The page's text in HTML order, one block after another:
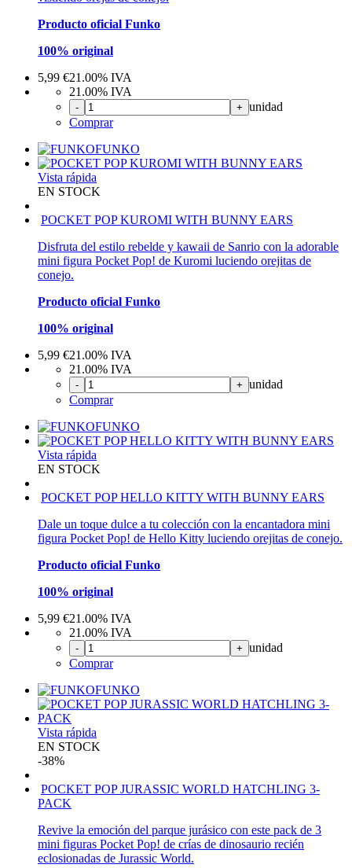
Producto oficial Funko
100% original
5,99 €21.00% IVA
21.00% IVA
- + unidad
Comprar
FUNKO
Vista rápida
EN STOCK
POCKET POP KUROMI WITH BUNNY EARS
Disfruta del estilo rebelde y kawaii de Sanrio con la adorable
mini figura Pocket Pop! de Kuromi luciendo orejitas de
conejo.
Producto oficial Funko
100% original
5,99 €21.00% IVA
21.00% IVA
- + unidad
Comprar
FUNKO
Vista rápida
EN STOCK
POCKET POP HELLO KITTY WITH BUNNY EARS
Dale un toque dulce a tu colección con la encantadora mini
figura Pocket Pop! de Hello Kitty luciendo orejitas de conejo.
Producto oficial Funko
100% original
5,99 €21.00% IVA
21.00% IVA
- + unidad
Comprar
FUNKO
Vista rápida
EN STOCK
-38%
POCKET POP JURASSIC WORLD HATCHLING 3-
PACK
Revive la emoción del parque jurásico con este pack de 3
mini figuras Pocket Pop! de crías de dinosaurio recién
eclosionadas de Jurassic World.